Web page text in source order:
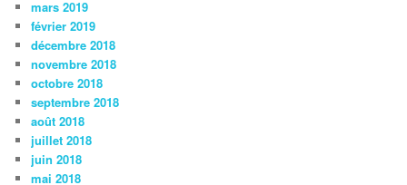
mars 2019
février 2019
décembre 2018
novembre 2018
octobre 2018
septembre 2018
août 2018
juillet 2018
juin 2018
mai 2018